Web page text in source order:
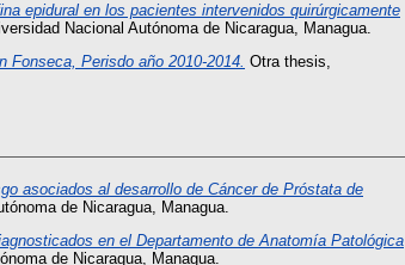
epidural en los pacientes intervenidos quirúrgicamente
Nacional Autónoma de Nicaragua, Managua.
Fonseca, Perisdo año 2010-2014. Otra thesis,
asociados al desarrollo de Cáncer de Próstata de
de Nicaragua, Managua.
en el Departamento de Anatomía Patológica
de Nicaragua, Managua.